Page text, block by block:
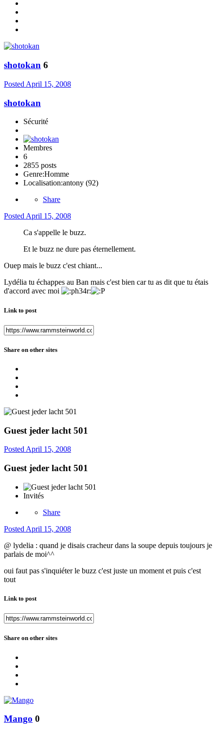
shotokan 6
Posted April 15, 2008
shotokan
Sécurité
Membres
6
2855 posts
Genre:Homme
Localisation:antony (92)
Share
Posted April 15, 2008
Ca s'appelle le buzz.
Et le buzz ne dure pas éternellement.
Ouep mais le buzz c'est chiant...
Lydélia tu échappes au Ban mais c'est bien car tu as dit que tu étais
d'accord avec moi
Link to post
Share on other sites
Guest jeder lacht 501
PostedApril 15, 2008
Guest jeder lacht 501
Invités
Share
Posted April 15, 2008
@ lydelia : quand je disais cracheur dans la soupe depuis toujours je
parlais de moi^^
oui faut pas s'inquiéter le buzz c'est juste un moment et puis c'est
tout
Link to post
Share on other sites
Mango 0